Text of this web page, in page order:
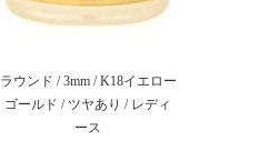
ラウンド / 3mm / K18イエロー
ゴールド / ツヤあり / レディ
ース